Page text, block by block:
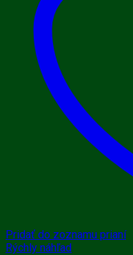
Pridať do zoznamu prianí
Rýchly náhľad